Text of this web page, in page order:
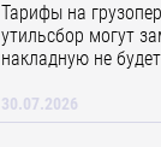
Тарифы на
утильсбор могут
накладную не
30.07.2026